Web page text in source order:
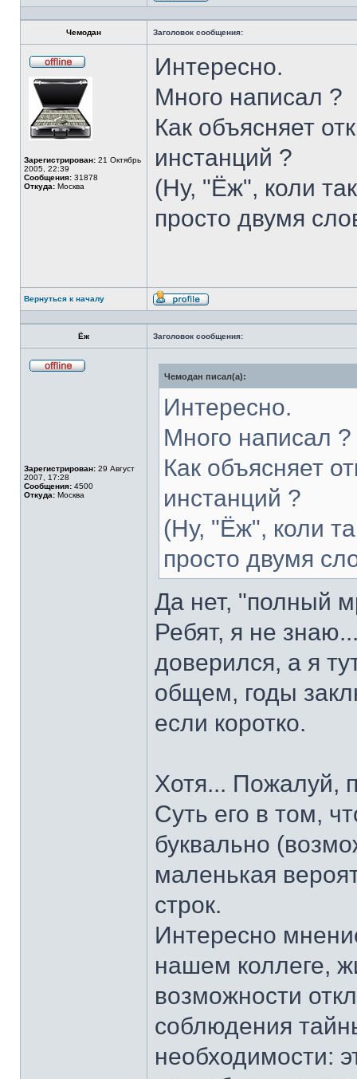
Профиль
Чемодан Заголовок сообщения:
в
сети
Зарегистрирован: 21 Октябрь
2005, 22:39
Сообщения: 31878
Откуда: Москва
Интересно.
Много написал ?
Как объясняет
инстанций ?
(Ну, "Ёж", коли
просто двумя
Вернуться к началу
Профиль
Ёж Заголовок сообщения:
Зарегистрирован: 29 Август
2007, 17:28
Сообщения: 4500
Откуда: Москва
Чемодан писал(а):
Интересно.
Много написал ?
Как объясняет
инстанций ?
(Ну, "Ёж", коли
просто двумя
Да нет, "полный
Ребят, я не
доверился, а я
общем, годы
если коротко.
Хотя... Пожалуй,
Суть его в том,
буквально
маленькая
строк.
Интересно
нашем коллеге,
возможности
соблюдения
необходимости: